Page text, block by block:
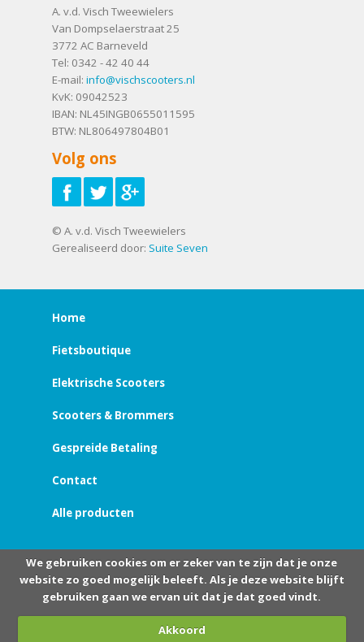
A. v.d. Visch Tweewielers
Van Dompselaerstraat 25
3772 AC Barneveld
Tel: 0342 - 42 40 44
E-mail: info@vischscooters.nl
KvK: 09042523
IBAN: NL45INGB0655011595
BTW: NL806497804B01
Volg ons
© A. v.d. Visch Tweewielers
Gerealiseerd door: Suite Seven
Home
Fietsboutique
Elektrische Scooters
Scooters & Brommers
Gespreide Betaling
Contact
Alle producten
We gebruiken cookies om er zeker van te zijn dat je onze
website zo goed mogelijk beleeft. Als je deze website blijft
gebruiken gaan we ervan uit dat je dat goed vindt.
Akkoord